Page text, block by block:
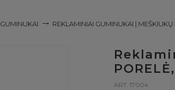
GUMINUKAI REKLAMINIAI GUMINUKAI |
ART. 17004